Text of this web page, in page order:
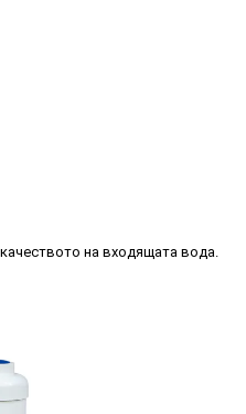
на входящата вода.